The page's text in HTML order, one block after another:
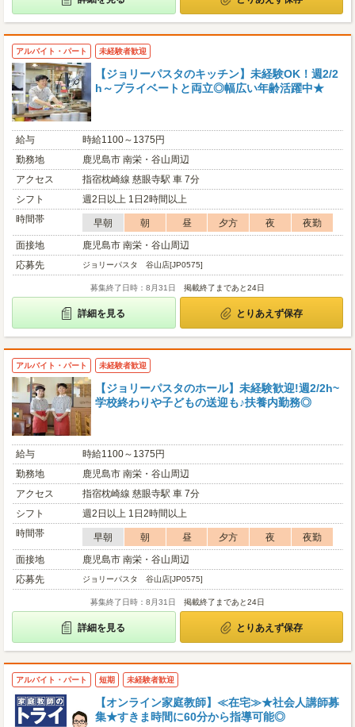
アルバイト・パート 未経験者歓迎
【ジョリーパスタのキッチン】未経験OK！週2/2
h～プライベートと両立◎幅広い年齢活躍中★
給与
時給1100～1375円
勤務地
鹿児島市 南栄・谷山周辺
アクセス
指宿枕崎線 慈眼寺駅 車 7分
シフト
週2日以上 1日2時間以上
時間帯
早朝 朝 昼 夕方 夜
夜勤
面接地
鹿児島市 南栄・谷山周辺
応募先
ジョリーパスタ 谷山店[JP0575]
募集終了日時：8月31日 掲載終了まであと24日
詳細を見る とりあえず保存
アルバイト・パート 未経験者歓迎
【ジョリーパスタのホール】未経験歓迎!週2/2h~
学校終わりや子どもの送迎も♪扶養内勤務◎
給与
時給1100～1375円
勤務地
鹿児島市 南栄・谷山周辺
アクセス
指宿枕崎線 慈眼寺駅 車 7分
シフト
週2日以上 1日2時間以上
時間帯
早朝 朝 昼 夕方 夜
夜勤
面接地
鹿児島市 南栄・谷山周辺
応募先
ジョリーパスタ 谷山店[JP0575]
募集終了日時：8月31日 掲載終了まであと24日
詳細を見る とりあえず保存
アルバイト・パート 短期 未経験者歓迎
【オンライン家庭教師】≪在宅≫★社会人講師募
集★すきま時間に60分から指導可能◎